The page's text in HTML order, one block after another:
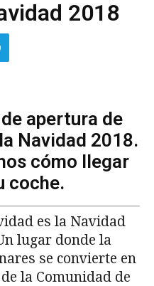
2018
apertura de
Navidad 2018.
cómo llegar
coche.
es la Navidad
lugar donde la
se convierte en
la Comunidad de